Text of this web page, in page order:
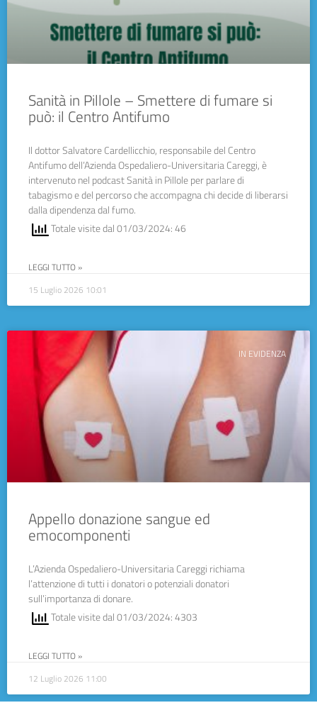
Sanità in Pillole – Smettere di fumare si
può: il Centro Antifumo
Il dottor Salvatore Cardellicchio, responsabile del Centro
Antifumo dell’Azienda Ospedaliero-Universitaria Careggi, è
intervenuto nel podcast Sanità in Pillole per parlare di
tabagismo e del percorso che accompagna chi decide di liberarsi
dalla dipendenza dal fumo.
Totale visite dal 01/03/2024: 46
LEGGI TUTTO »
15 Luglio 2026 10:01
IN EVIDENZA
Appello donazione sangue ed
emocomponenti
L’Azienda Ospedaliero-Universitaria Careggi richiama
l’attenzione di tutti i donatori o potenziali donatori
sull’importanza di donare.
Totale visite dal 01/03/2024: 4303
LEGGI TUTTO »
12 Luglio 2026 11:00